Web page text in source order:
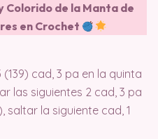
Colorido de la Manta de
en Crochet
(139) cad, 3 pa en la quinta
las siguientes 2 cad, 3 pa
saltar la siguiente cad, 1